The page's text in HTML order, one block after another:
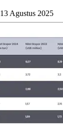
13 Agustus 2025